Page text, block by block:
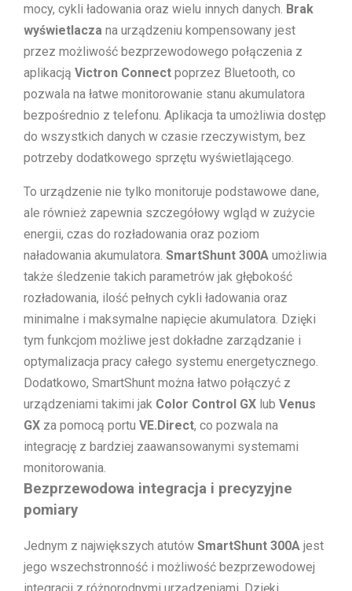
mocy, cykli ładowania oraz wielu innych danych. Brak
wyświetlacza na urządzeniu kompensowany jest
przez możliwość bezprzewodowego połączenia z
aplikacją Victron Connect poprzez Bluetooth, co
pozwala na łatwe monitorowanie stanu akumulatora
bezpośrednio z telefonu. Aplikacja ta umożliwia dostęp
do wszystkich danych w czasie rzeczywistym, bez
potrzeby dodatkowego sprzętu wyświetlającego.
To urządzenie nie tylko monitoruje podstawowe dane,
ale również zapewnia szczegółowy wgląd w zużycie
energii, czas do rozładowania oraz poziom
naładowania akumulatora. SmartShunt 300A umożliwia
także śledzenie takich parametrów jak głębokość
rozładowania, ilość pełnych cykli ładowania oraz
minimalne i maksymalne napięcie akumulatora. Dzięki
tym funkcjom możliwe jest dokładne zarządzanie i
optymalizacja pracy całego systemu energetycznego.
Dodatkowo, SmartShunt można łatwo połączyć z
urządzeniami takimi jak Color Control GX lub Venus
GX za pomocą portu VE.Direct, co pozwala na
integrację z bardziej zaawansowanymi systemami
monitorowania.
Bezprzewodowa integracja i precyzyjne
pomiary
Jednym z największych atutów SmartShunt 300A jest
jego wszechstronność i możliwość bezprzewodowej